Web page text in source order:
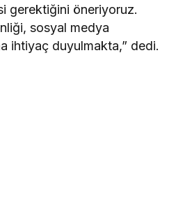
gerektiğini öneriyoruz.
sosyal medya
ihtiyaç duyulmakta,” dedi.